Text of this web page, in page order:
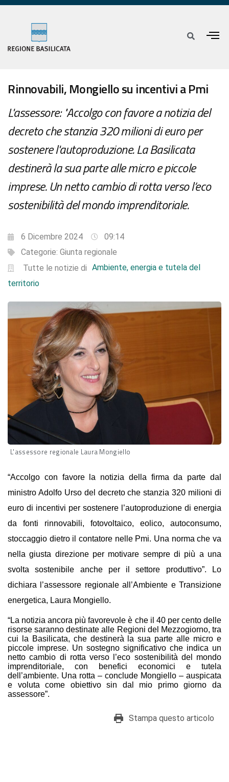
Rinnovabili, Mongiello su incentivi a Pmi
L'assessore: "Accolgo con favore a notizia del
decreto che stanzia 320 milioni di euro per
sostenere l'autoproduzione. La Basilicata
destinerà la sua parte alle micro e piccole
imprese. Un netto cambio di rotta verso l’eco
sostenibilità del mondo imprenditoriale.
6 Dicembre 2024
09:14
Categorie: Giunta regionale
Tutte le notizie di Ambiente, energia e tutela del
territorio
L'assessore regionale Laura Mongiello
“Accolgo con favore la notizia della firma da parte dal
ministro Adolfo Urso del decreto che stanzia 320 milioni di
euro di incentivi per sostenere l’autoproduzione di energia
da fonti rinnovabili, fotovoltaico, eolico, autoconsumo,
stoccaggio dietro il contatore nelle Pmi. Una norma che va
nella giusta direzione per motivare sempre di più a una
svolta sostenibile anche per il settore produttivo”. Lo
dichiara l’assessore regionale all’Ambiente e Transizione
energetica, Laura Mongiello.
“La notizia ancora più favorevole è che il 40 per cento delle
risorse saranno destinate alle Regioni del Mezzogiorno, tra
cui la Basilicata, che destinerà la sua parte alle micro e
piccole imprese. Un sostegno significativo che indica un
netto cambio di rotta verso l’eco sostenibilità del mondo
imprenditoriale, con benefici economici e tutela
dell’ambiente. Una rotta – conclude Mongiello – auspicata
e voluta come obiettivo sin dal mio primo giorno da
assessore”.
Stampa questo articolo